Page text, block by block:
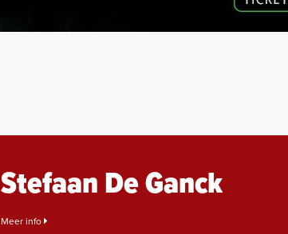
Stefaan De Ganck
Meer info